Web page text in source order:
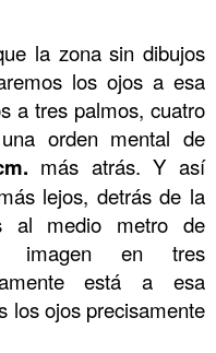
la zona sin dibujos
los ojos a esa
a tres palmos, cuatro
orden mental de
más atrás. Y así
lejos, detrás de la
al medio metro de
imagen en tres
está a esa
los ojos precisamente